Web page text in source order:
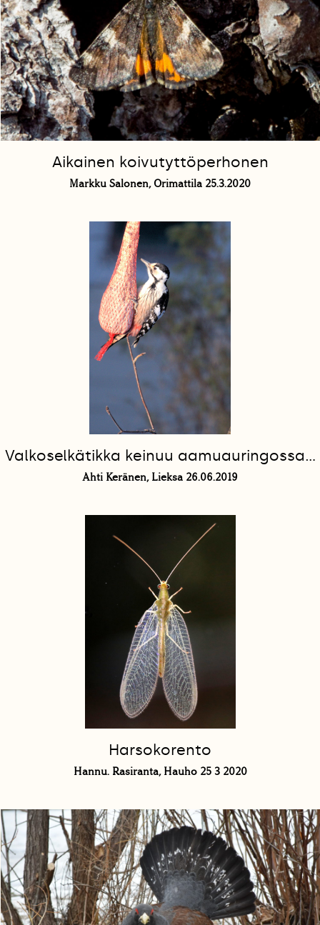
Aikainen koivutyttöperhonen
Markku Salonen, Orimattila 25.3.2020
Valkoselkätikka keinuu aamuauringossa...
Ahti Keränen, Lieksa 26.06.2019
Harsokorento
Hannu. Rasiranta, Hauho 25 3 2020